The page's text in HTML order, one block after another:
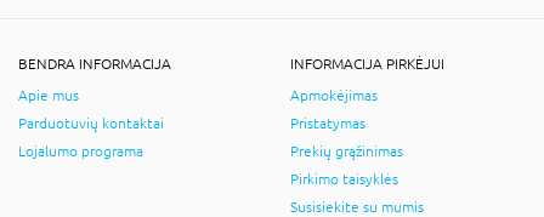
BENDRA INFORMACIJA
Apie mus
Parduotuvių kontaktai
Lojalumo programa
INFORMACIJA PIRKĖJUI
Apmokėjimas
Pristatymas
Prekių grąžinimas
Pirkimo taisyklės
Susisiekite su mumis